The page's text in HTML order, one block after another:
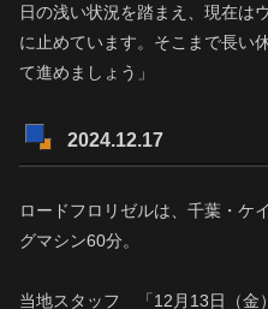
日の浅い状況を踏まえ、現在は
に止めています。そこまで長い
て進めましょう」
2024.12.17
ロードフロリゼルは、千葉・ケ
グマシン60分。
当地スタッフ 「12月13日（金